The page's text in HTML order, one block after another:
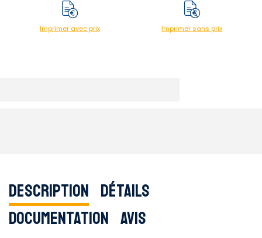
Imprimer avec prix Imprimer sans prix
Description Détails
Documentation Avis